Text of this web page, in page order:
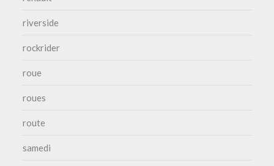
riverside
rockrider
roue
roues
route
samedi